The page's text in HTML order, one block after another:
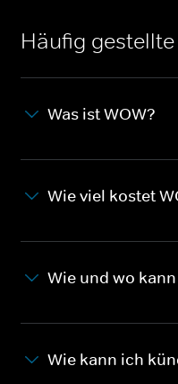
Häufig
Was ist WOW?
Wie viel kostet
Wie und wo
Wie kann ich